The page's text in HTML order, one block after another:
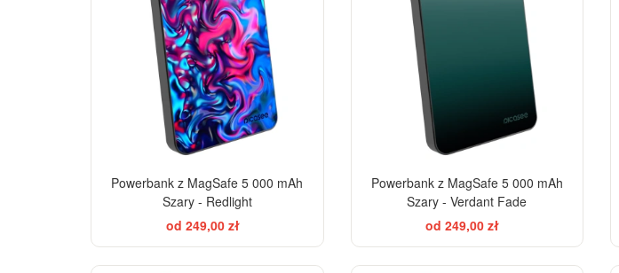
Powerbank z MagSafe 5 000 mAh
Szary - Redlight
od 249,00 zł
Powerbank z MagSafe 5 000 mAh
Szary - Verdant Fade
od 249,00 zł